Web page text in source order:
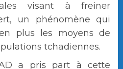
visant à freiner
un phénomène qui
plus les moyens de
tchadiennes.
a pris part à cette